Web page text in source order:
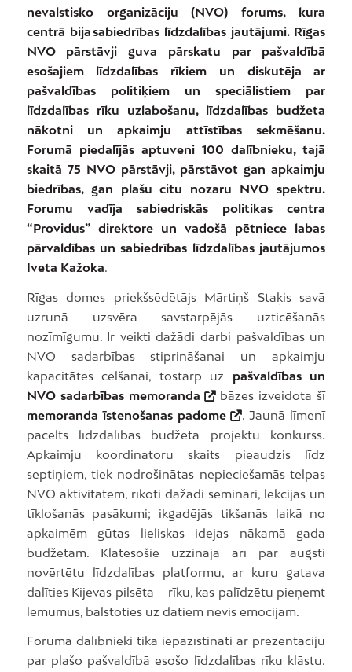
nevalstisko organizāciju (NVO) forums, kura
centrā bija sabiedrības līdzdalības jautājumi. Rīgas
NVO pārstāvji guva pārskatu par pašvaldībā
esošajiem līdzdalības rīkiem un diskutēja ar
pašvaldības politiķiem un speciālistiem par
līdzdalības rīku uzlabošanu, līdzdalības budžeta
nākotni un apkaimju attīstības sekmēšanu.
Forumā piedalījās aptuveni 100 dalībnieku, tajā
skaitā 75 NVO pārstāvji, pārstāvot gan apkaimju
biedrības, gan plašu citu nozaru NVO spektru.
Forumu vadīja sabiedriskās politikas centra
“Providus” direktore un vadošā pētniece labas
pārvaldības un sabiedrības līdzdalības jautājumos
Iveta Kažoka.
Rīgas domes priekšsēdētājs Mārtiņš Staķis savā
uzrunā uzsvēra savstarpējās uzticēšanās
nozīmīgumu. Ir veikti dažādi darbi pašvaldības un
NVO sadarbības stiprināšanai un apkaimju
kapacitātes celšanai, tostarp uz pašvaldības un
NVO sadarbības memoranda
bāzes izveidota šī
memoranda īstenošanas padome
. Jaunā līmenī
pacelts līdzdalības budžeta projektu konkurss.
Apkaimju koordinatoru skaits pieaudzis līdz
septiņiem, tiek nodrošinātas nepieciešamās telpas
NVO aktivitātēm, rīkoti dažādi semināri, lekcijas un
tīklošanās pasākumi; ikgadējās tikšanās laikā no
apkaimēm gūtas lieliskas idejas nākamā gada
budžetam. Klātesošie uzzināja arī par augsti
novērtētu līdzdalības platformu, ar kuru gatava
dalīties Kijevas pilsēta – rīku, kas palīdzētu pieņemt
lēmumus, balstoties uz datiem nevis emocijām.
Foruma dalībnieki tika iepazīstināti ar prezentāciju
par plašo pašvaldībā esošo līdzdalības rīku klāstu.